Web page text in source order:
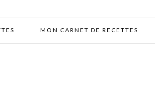
MON CARNET DE RECETTES